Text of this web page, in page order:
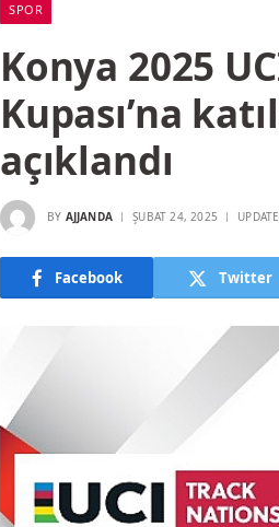
SPOR
Konya 2025
Kupası’na
açıklandı
BY AJJANDA ŞUBAT 24, 2025
Facebook Twitter